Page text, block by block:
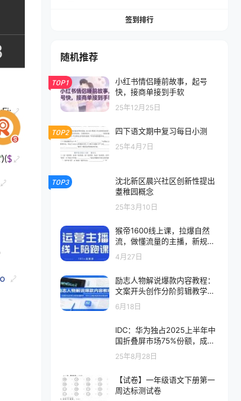
签到排行
随机推荐
TOP1
小红书情侣睡前故事，起号
快，接商单接到手软
25年12月25日
TOP2 四下语文期中复习每日小测
25年4月7日
TOP3
沈北新区晨兴社区创新性提出
耋稚园概念
25年3月10日
猴帝1600线上课，拉爆自然
流，做懂流量的主播，新规政
策下，自然流破圈攻略【更新
26年4月27日】
4月27日
励志人物解说爆款内容教程：
文案开头创作分阶剪辑教学，
附AI 工具影视资源全套资料
6月18日
IDC：华为独占2025上半年中
国折叠屏市场75%份额，成首
个出货量破千万国产厂商
25年8月28日
【试卷】一年级语文下册第一
周达标测试卷